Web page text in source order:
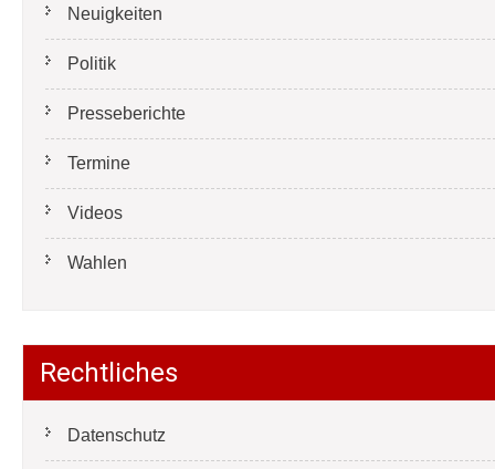
Neuigkeiten
Politik
Presseberichte
Termine
Videos
Wahlen
Rechtliches
Datenschutz